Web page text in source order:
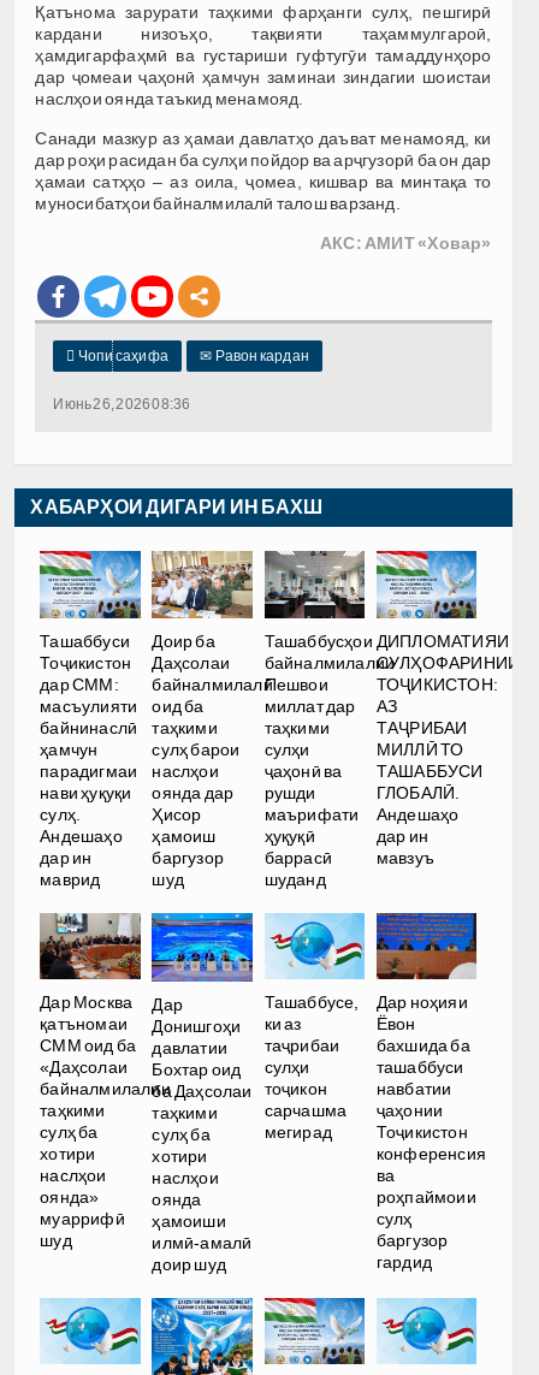
Қатънома зарурати таҳкими фарҳанги сулҳ, пешгирӣ
кардани низоъҳо, тақвияти таҳаммулгароӣ,
ҳамдигарфаҳмӣ ва густариши гуфтугӯи тамаддунҳоро
дар ҷомеаи ҷаҳонӣ ҳамчун заминаи зиндагии шоистаи
наслҳои оянда таъкид менамояд.
Санади мазкур аз ҳамаи давлатҳо даъват менамояд, ки
дар роҳи расидан ба сулҳи пойдор ва арҷгузорӣ ба он дар
ҳамаи сатҳҳо – аз оила, ҷомеа, кишвар ва минтақа то
муносибатҳои байналмилалӣ талош варзанд.
АКС: АМИТ «Ховар»
 Чопи саҳифа ✉ Равон кардан
Июнь 26, 2026 08:36
ХАБАРҲОИ ДИГАРИ ИН БАХШ
Ташаббуси
Тоҷикистон
дар СММ:
масъулияти
байнинаслӣ
ҳамчун
парадигмаи
нави ҳуқуқи
сулҳ.
Андешаҳо
дар ин
маврид
Доир ба
Даҳсолаи
байналмилалӣ
оид ба
таҳкими
сулҳ барои
наслҳои
оянда дар
Ҳисор
ҳамоиш
баргузор
шуд
Ташаббусҳои
байналмилалии
Пешвои
миллат дар
таҳкими
сулҳи
ҷаҳонӣ ва
рушди
маърифати
ҳуқуқӣ
баррасӣ
шуданд
ДИПЛОМАТИЯИ
СУЛҲОФАРИНИИ
ТОҶИКИСТОН:
АЗ
ТАҶРИБАИ
МИЛЛӢ ТО
ТАШАББУСИ
ГЛОБАЛӢ.
Андешаҳо
дар ин
мавзуъ
Дар Москва
қатъномаи
СММ оид ба
«Даҳсолаи
байналмилалии
таҳкими
сулҳ ба
хотири
наслҳои
оянда»
муаррифӣ
шуд
Дар
Донишгоҳи
давлатии
Бохтар оид
ба Даҳсолаи
таҳкими
сулҳ ба
хотири
наслҳои
оянда
ҳамоиши
илмӣ-амалӣ
доир шуд
Ташаббусе,
ки аз
таҷрибаи
сулҳи
тоҷикон
сарчашма
мегирад
Дар ноҳияи
Ёвон
бахшида ба
ташаббуси
навбатии
ҷаҳонии
Тоҷикистон
конференсия
ва
роҳпаймоии
сулҳ
баргузор
гардид